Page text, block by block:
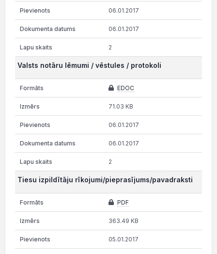
06.01.2017
06.01.2017
2
Valsts notāru lēmumi / vēstules / protokoli
EDOC
71.03 KB
06.01.2017
06.01.2017
2
Tiesu izpildītāju rīkojumi/pieprasījums/pavadraksti
PDF
363.49 KB
05.01.2017